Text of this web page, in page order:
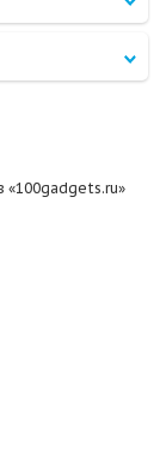
«100gadgets.ru»